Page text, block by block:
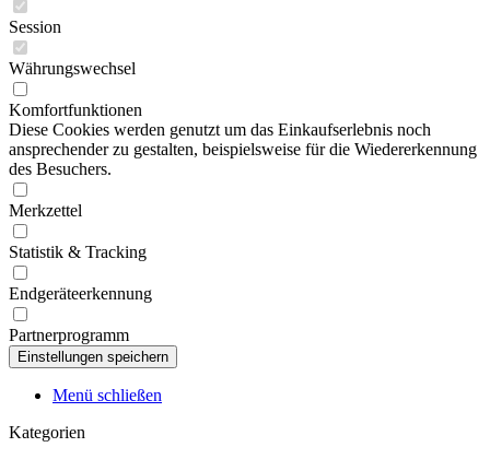
Session
Währungswechsel
Komfortfunktionen
Diese Cookies werden genutzt um das Einkaufserlebnis noch
ansprechender zu gestalten, beispielsweise für die Wiedererkennung
des Besuchers.
Merkzettel
Statistik & Tracking
Endgeräteerkennung
Partnerprogramm
Menü schließen
Kategorien